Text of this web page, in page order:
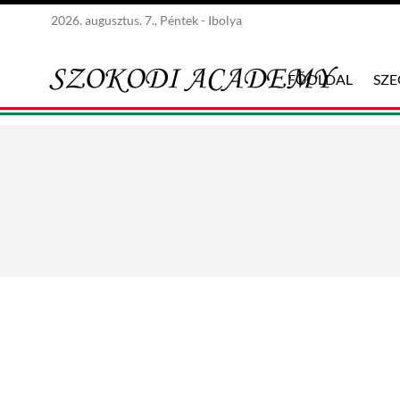
2026. augusztus. 7., Péntek - Ibolya
FŐOLDAL